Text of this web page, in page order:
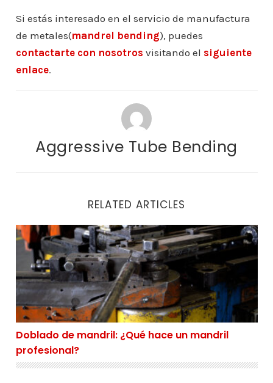
Si estás interesado en el servicio de manufactura
de metales(mandrel bending), puedes
contactarte con nosotros visitando el siguiente
enlace.
Aggressive Tube Bending
RELATED ARTICLES
Doblado de mandril: ¿Qué hace un mandril
Doblado de mandril: ¿Qué hace un mandril
profesional?